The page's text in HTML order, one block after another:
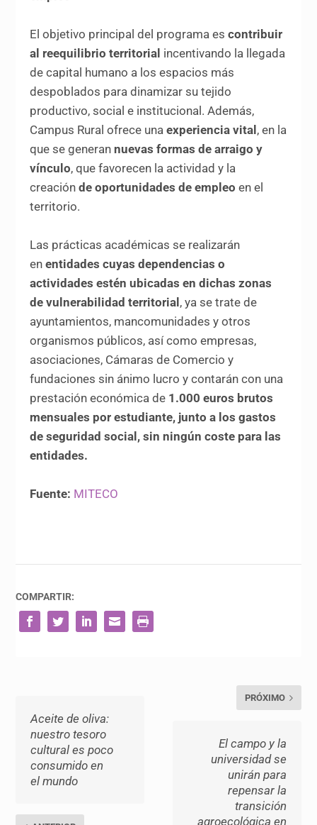
El objetivo principal del programa escontribuir
al reequilibrio territorial incentivando la llegada
de capital humano a los espacios más
despoblados para dinamizar su tejido
productivo, social e institucional. Además,
Campus Rural ofrece unaexperiencia vital, en la
que se generan nuevas formas de arraigo y
vínculo, que favorecen la actividad y la
creación de oportunidades de empleo en el
territorio.
Las prácticas académicas se realizarán
enentidades cuyas dependencias o
actividades estén ubicadas en dichas zonas
de vulnerabilidad territorial, ya se trate de
ayuntamientos, mancomunidades y otros
organismos públicos, así como empresas,
asociaciones, Cámaras de Comercio y
fundaciones sin ánimo lucro y contarán con una
prestación económica de 1.000 euros brutos
mensuales por estudiante, junto a los gastos
de seguridad social, sin ningún coste para las
entidades.
Fuente: MITECO
COMPARTIR:
Aceite de oliva:
nuestro tesoro
cultural es poco
consumido en
el mundo
PRÓXIMO
El campo y la
universidad se
unirán para
repensar la
transición
agroecológica en